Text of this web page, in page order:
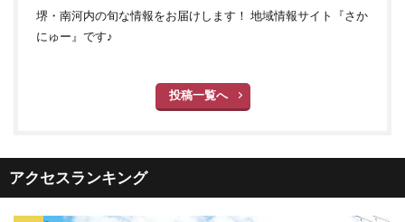
堺・南河内の旬な情報をお届けします！ 地域情報サイト『さか
にゅー』です♪
投稿一覧へ
アクセスランキング